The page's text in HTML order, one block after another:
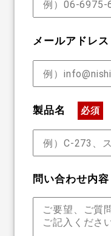
メールアドレス
製品名 必須
問い合わせ内容